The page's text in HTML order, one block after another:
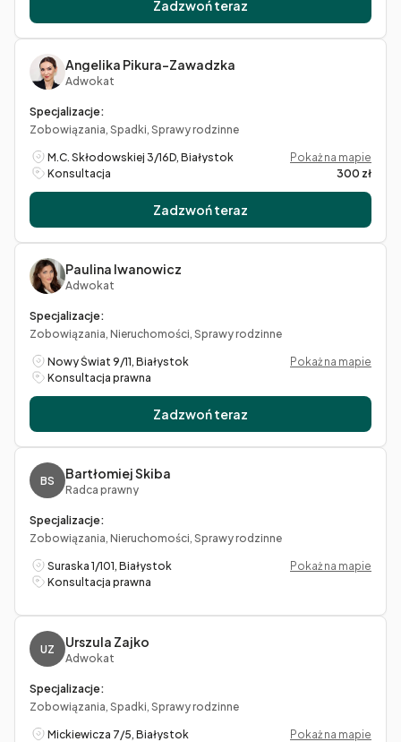
Zadzwoń teraz
Angelika Pikura-Zawadzka
Adwokat
Specjalizacje:
Zobowiązania, Spadki, Sprawy rodzinne
M.C. Skłodowskiej 3/16D, Białystok
Pokaż na mapie
Konsultacja
300 zł
Zadzwoń teraz
Paulina Iwanowicz
Adwokat
Specjalizacje:
Zobowiązania, Nieruchomości, Sprawy rodzinne
Nowy Świat 9/11, Białystok
Pokaż na mapie
Konsultacja prawna
Zadzwoń teraz
BS Bartłomiej Skiba
Radca prawny
Specjalizacje:
Zobowiązania, Nieruchomości, Sprawy rodzinne
Suraska 1/101, Białystok
Pokaż na mapie
Konsultacja prawna
UZ Urszula Zajko
Adwokat
Specjalizacje:
Zobowiązania, Spadki, Sprawy rodzinne
Mickiewicza 7/5, Białystok
Pokaż na mapie